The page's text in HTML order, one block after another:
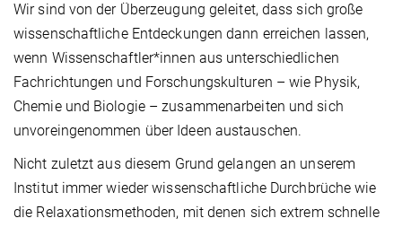
Wir sind von der Überzeugung geleitet, dass sich große
wissenschaftliche Entdeckungen dann erreichen lassen,
wenn Wissenschaftler*innen aus unterschiedlichen
Fachrichtungen und Forschungskulturen – wie Physik,
Chemie und Biologie – zusammenarbeiten und sich
unvoreingenommen über Ideen austauschen.
Nicht zuletzt aus diesem Grund gelangen an unserem
Institut immer wieder wissenschaftliche Durchbrüche wie
die Relaxationsmethoden, mit denen sich extrem schnelle